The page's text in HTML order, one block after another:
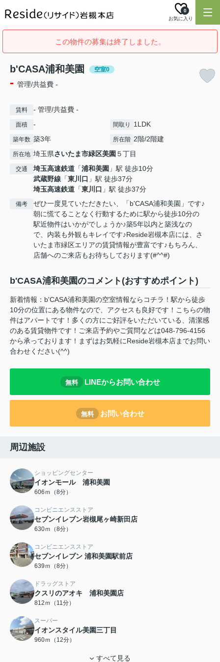
お気に入り
0
この物件の募集は終了しました。
b'CASA浦和美園 空室0
- 管理/共益費 -
賃料 - 管理/共益費 -
面積 - 間取り 1LDK
築年数 築3年 所在階 2階/2階建
所在地 埼玉県さいたま市緑区美園 ５丁目
交通 埼玉高速鉄道 「浦和美園 」駅 徒歩10分
武蔵野線 「東川口 」駅 徒歩37分
埼玉高速鉄道 「東川口 」駅 徒歩37分
備考
ぜひ一度見ていただきたい、「b'CASA浦和美園」です♪
朝に慌てることなく行動するために駅から徒歩10分の
駅近物件はいかがでしょうか♪築5年以内と築浅なの
で、内装も外観もキレイです♪Reside岩槻本店には、さ
いたま市緑区エリアの賃貸情報が豊富です♪もちろん、
店舗へのご来店もお待ちしております(#^^#)
b'CASA浦和美園のコメント(おすすめポイント)
新着情報：b'CASA浦和美園の空室情報ならコチラ！駅から徒歩
10分の位置にある物件なので、アクセスも良好です！こちらの物
件はアパートです！多くの方にご好評をいただいている、清潔感
のある賃貸物件です！ご来店予約やご質問などは048-796-4156
から承っております！まずはお気軽にReside岩槻本店までお問い
合わせください(^^)
無料 LINEからお問い合わせ
無料 お問い合わせ
周辺施設
ショッピングセンター
イオンモール 浦和美園
606ｍ（8分）
コンビニエンスストア
セブンイレブン岩槻尾ヶ崎新田店
630ｍ（8分）
コンビニエンスストア
セブンイレブン 浦和美園駅前店
639ｍ（8分）
ドラッグストア
クスリのアオキ 浦和美園店
812ｍ（11分）
スーパー
イオンスタイル美園三丁目
960ｍ（12分）
すべて見る